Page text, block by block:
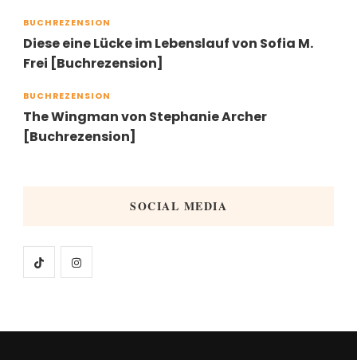
BUCHREZENSION
Diese eine Lücke im Lebenslauf von Sofia M.
Frei [Buchrezension]
BUCHREZENSION
The Wingman von Stephanie Archer
[Buchrezension]
SOCIAL MEDIA